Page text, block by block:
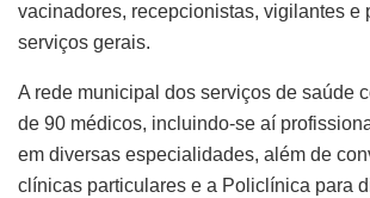
vacinadores, recepcionistas, vigilantes e
serviços gerais.
A rede municipal dos serviços de saúde
de 90 médicos, incluindo-se aí
em diversas especialidades, além de
clínicas particulares e a Policlínica para